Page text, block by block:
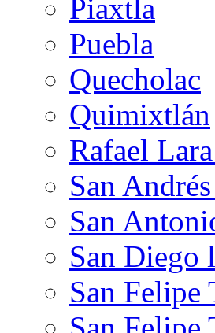
Piaxtla
Puebla
Quecholac
Quimixtlán
Rafael
San
San
San Diego
San Felipe